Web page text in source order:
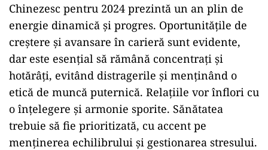
Chinezesc pentru 2024 prezintă un an plin de
energie dinamică și progres. Oportunitățile de
creștere și avansare în carieră sunt evidente,
dar este esențial să rămână concentrați și
hotărâți, evitând distragerile și menținând o
etică de muncă puternică. Relațiile vor înflori cu
o înțelegere și armonie sporite. Sănătatea
trebuie să fie prioritizată, cu accent pe
menținerea echilibrului și gestionarea stresului.